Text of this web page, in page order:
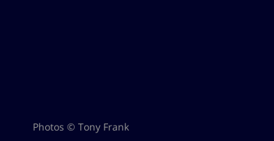
Photos © Tony Frank